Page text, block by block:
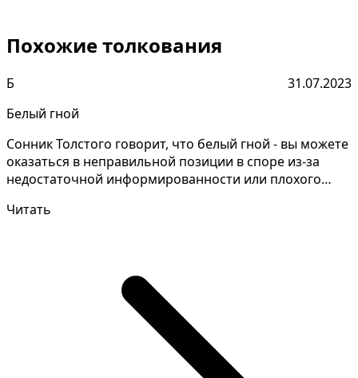
Похожие толкования
Б
31.07.2023
Белый гной
Сонник Толстого говорит, что белый гной - вы можете
оказаться в неправильной позиции в споре из-за
недостаточной информированности или плохого
Читать